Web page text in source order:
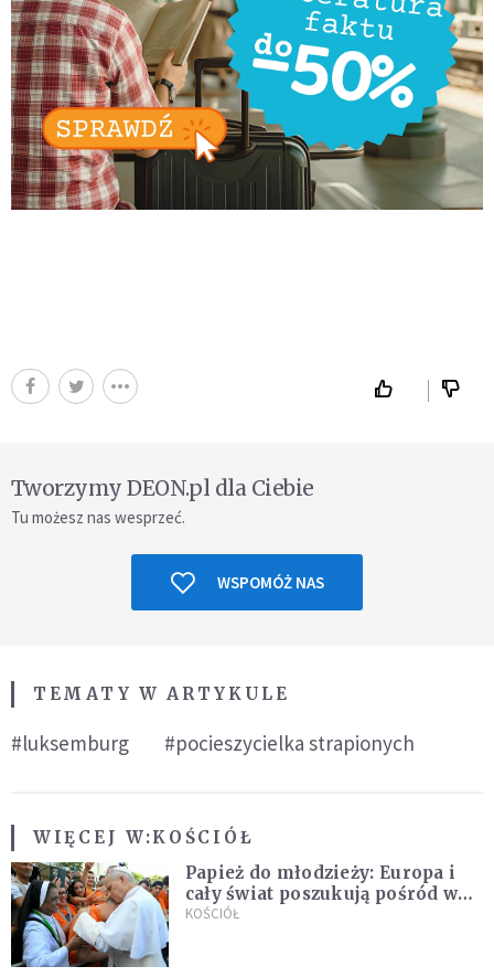
Tworzymy DEON.pl dla Ciebie
Tu możesz nas wesprzeć.
WSPOMÓŻ NAS
TEMATY W ARTYKULE
#luksemburg #pocieszycielka strapionych
WIĘCEJ W:KOŚCIÓŁ
Papież do młodzieży: Europa i
cały świat poszukują pośród was
nowych świętych
KOŚCIÓŁ